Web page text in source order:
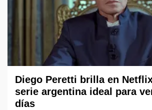
Diego Peretti brilla en
serie argentina ideal para
días